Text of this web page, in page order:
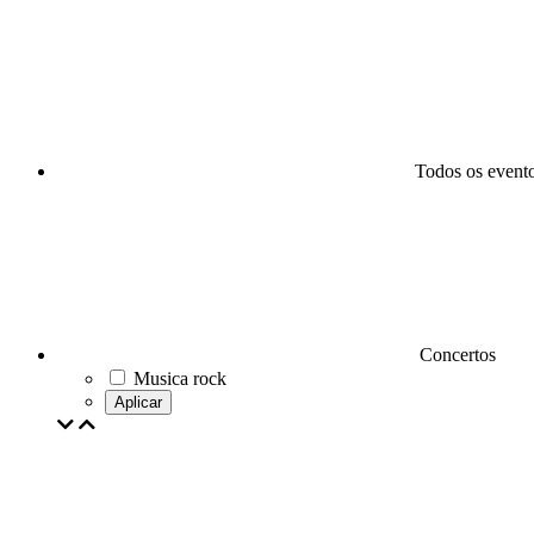
Todos os
Concertos
Musica rock
Aplicar